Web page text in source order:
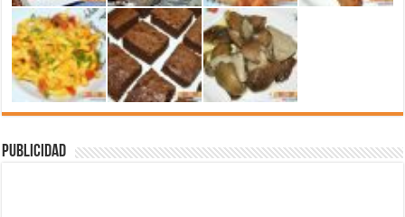
Publicidad